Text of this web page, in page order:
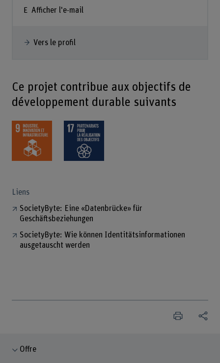
Afficher l'e-mail
Vers le profil
Ce projet contribue aux objectifs de
développement durable suivants
Liens
SocietyByte: Eine «Datenbrücke» für
Geschäftsbeziehungen
SocietyByte: Wie können Identitätsinformationen
ausgetauscht werden
Offre